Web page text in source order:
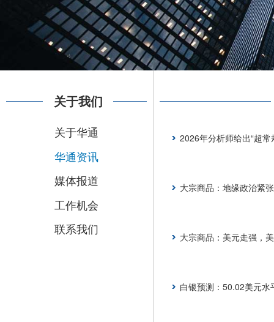
关于我们
关于华通
华通资讯
媒体报道
工作机会
联系我们
2026年分析师给出“超
大宗商品：地缘政治紧
大宗商品：美元走强，
白银预测：50.02美元